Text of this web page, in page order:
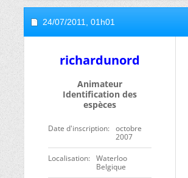
24/07/2011, 01h01
richardunord
Animateur
Identification des
espèces
Date d'inscription
octobre
2007
Localisation
Waterloo
Belgique